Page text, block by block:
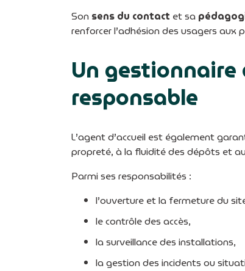
Son sens du contact et sa
renforcer l’adhésion des usagers
Un
responsable
L’agent d’accueil est également
propreté, à la fluidité des dépôts et
Parmi ses responsabilités :
l’ouverture et la fermeture du
le contrôle des accès,
la surveillance des installations,
la gestion des incidents ou